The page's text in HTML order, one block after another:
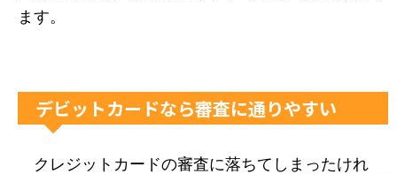
ます。
デビットカードなら審査に通りやすい
クレジットカードの審査に落ちてしまったけれ